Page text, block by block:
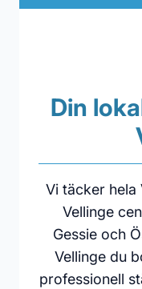
Din
Vi täcker hela
Vellinge
Gessie och
Vellinge du
professionell